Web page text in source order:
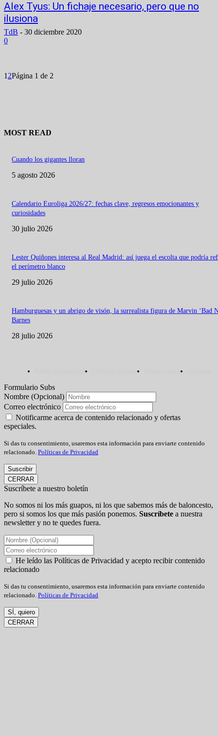
Alex Tyus: Un fichaje necesario, pero que no
ilusiona
TdB - 30 diciembre 2020
0
1 2Página 1 de 2
MOST READ
Cuando los gigantes lloran
5 agosto 2026
Calendario Euroliga 2026/27: fechas clave, regresos emocionantes y
curiosidades
30 julio 2026
Lester Quiñones interesa al Real Madrid: así juega el escolta que podría
el perímetro blanco
29 julio 2026
Hamburguesas y un abrigo de visón, la surrealista figura de Marvin ‘Bad
Barnes
28 julio 2026
Formulario Subs
Nombre (Opcional)
Correo electrónico
Notificarme acerca de contenido relacionado y ofertas
especiales.
Si das tu consentimiento, usaremos esta información para enviarte contenido
relacionado. Políticas de Privacidad
Suscribir
CERRAR
Suscríbete a nuestro boletín
No somos ni los más guapos, ni los que sabemos más de baloncesto,
pero si somos los que más pasión ponemos. Suscríbete a nuestra
newsletter y no te quedes fuera.
He leído las Políticas de Privacidad y acepto recibir contenido
relacionado
Si das tu consentimiento, usaremos esta información para enviarte contenido
relacionado. Políticas de Privacidad
SÍ, quiero
CERRAR